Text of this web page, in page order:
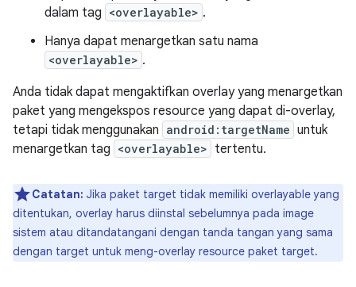
dalam tag <overlayable> .
Hanya dapat menargetkan satu nama
<overlayable> .
Anda tidak dapat mengaktifkan overlay yang menargetkan
paket yang mengekspos resource yang dapat di-overlay,
tetapi tidak menggunakan android:targetName untuk
menargetkan tag <overlayable> tertentu.
Catatan: Jika paket target tidak memiliki overlayable yang
ditentukan, overlay harus diinstal sebelumnya pada image
sistem atau ditandatangani dengan tanda tangan yang sama
dengan target untuk meng-overlay resource paket target.